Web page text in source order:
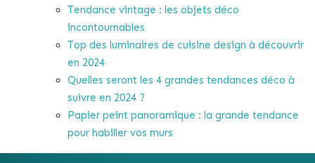
Tendance vintage : les objets déco
incontournables
Top des luminaires de cuisine design à découvrir
en 2024
Quelles seront les 4 grandes tendances déco à
suivre en 2024 ?
Papier peint panoramique : la grande tendance
pour habiller vos murs